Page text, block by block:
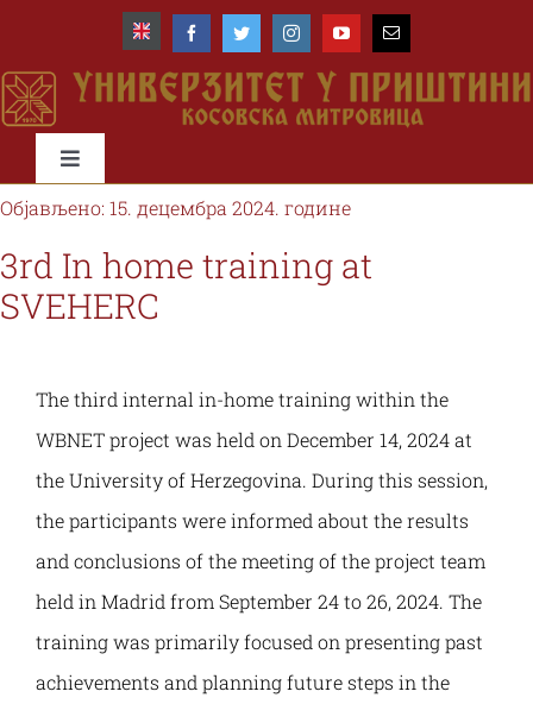
content
Toggle
Navigation
Почетна
Универзитет
Студије и студенти
Наука и пројекти
Међународна сарадња
Алумни
Објављено: 15. децембра 2024. године
3rd In home training at
SVEHERC
The third internal in-home training within the
WBNET project was held on December 14, 2024 at
the University of Herzegovina. During this session,
the participants were informed about the results
and conclusions of the meeting of the project team
held in Madrid from September 24 to 26, 2024. The
training was primarily focused on presenting past
achievements and planning future steps in the